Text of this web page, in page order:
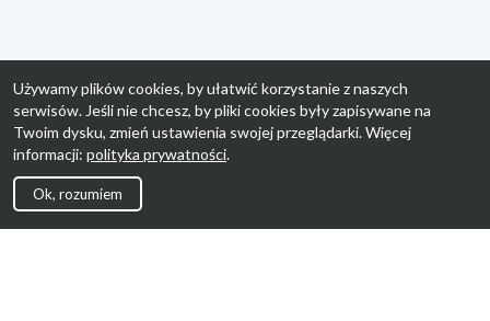
Używamy plików cookies, by ułatwić korzystanie z naszych
serwisów. Jeśli nie chcesz, by pliki cookies były zapisywane na
Twoim dysku, zmień ustawienia swojej przeglądarki. Więcej
informacji: polityka prywatności.
Ok, rozumiem